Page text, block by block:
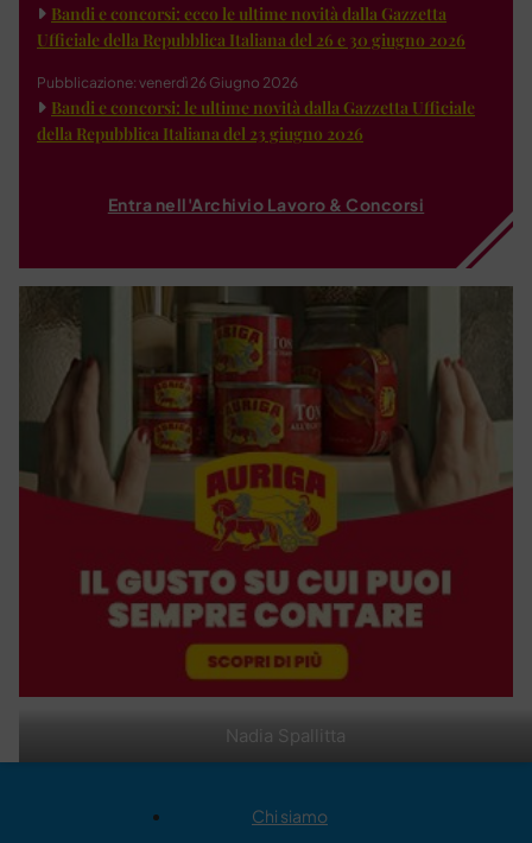
Nadia Spallitta
Bandi e concorsi: ecco le ultime novità dalla Gazzetta
Ufficiale della Repubblica Italiana del 26 e 30 giugno 2026
Pubblicazione: venerdì 26 Giugno 2026
Bandi e concorsi: le ultime novità dalla Gazzetta Ufficiale
della Repubblica Italiana del 23 giugno 2026
Entra nell'Archivio Lavoro & Concorsi
Chi siamo